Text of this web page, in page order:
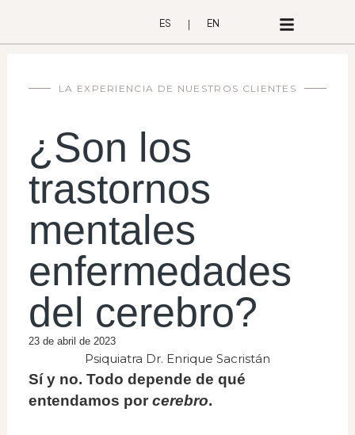
ES EN
LA EXPERIENCIA DE NUESTROS CLIENTES
¿Son los
trastornos
mentales
enfermedades
del cerebro?
23 de abril de 2023
Psiquiatra Dr. Enrique Sacristán
Sí y no. Todo depende de qué
entendamos porcerebro.